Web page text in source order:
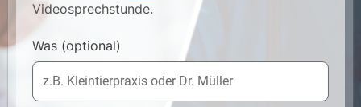
Videosprechstunde.
Was (optional)